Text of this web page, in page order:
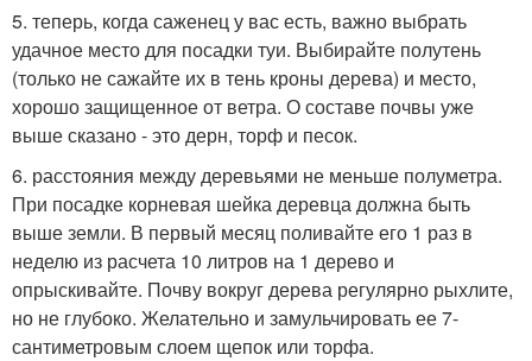
5. теперь, когда саженец у вас есть, важно выбрать
удачное место для посадки туи. Выбирайте полутень
(только не сажайте их в тень кроны дерева) и место,
хорошо защищенное от ветра. О составе почвы уже
выше сказано - это дерн, торф и песок.
6. расстояния между деревьями не меньше полуметра.
При посадке корневая шейка деревца должна быть
выше земли. В первый месяц поливайте его 1 раз в
неделю из расчета 10 литров на 1 дерево и
опрыскивайте. Почву вокруг дерева регулярно рыхлите,
но не глубоко. Желательно и замульчировать ее 7-
сантиметровым слоем щепок или торфа.